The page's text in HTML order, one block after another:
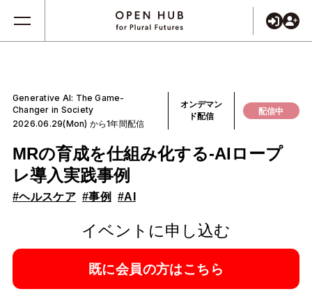
Generative AI: The Game-
Changer in Society
2026.06.29(Mon) から1年間配信
オンデマン
ド配信
配信中
MRの育成を仕組み化する‐AIロープ
レ導入実践事例
#ヘルスケア #事例 #AI
イベントに申し込む
既に会員の方はこちら